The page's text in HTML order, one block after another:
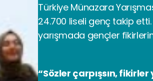
Türkiye Münazara
24.700 liseli genç takip etti.
yarışmada gençler
“Sözler çarpışsın, fikirler